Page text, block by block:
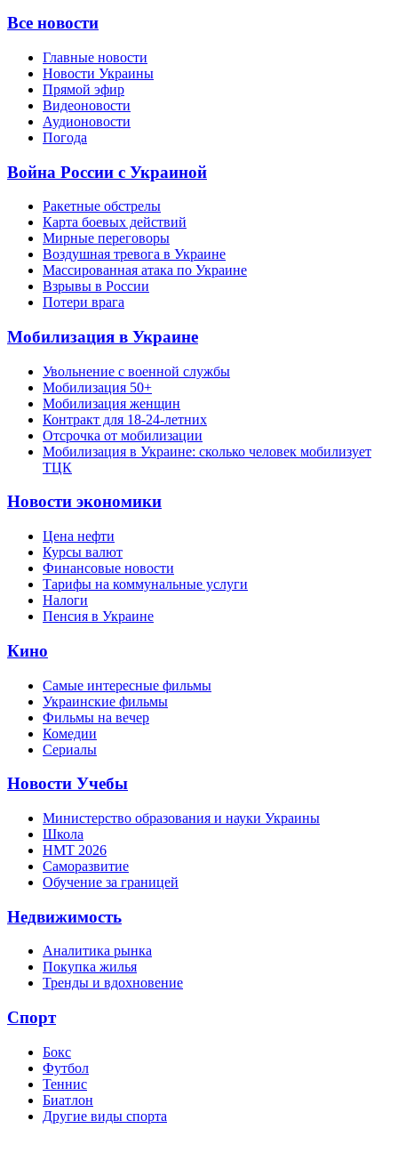
Все новости
Главные новости
Новости Украины
Прямой эфир
Видеоновости
Аудионовости
Погода
Война России с Украиной
Ракетные обстрелы
Карта боевых действий
Мирные переговоры
Воздушная тревога в Украине
Массированная атака по Украине
Взрывы в России
Потери врага
Мобилизация в Украине
Увольнение с военной службы
Мобилизация 50+
Мобилизация женщин
Контракт для 18-24-летних
Отсрочка от мобилизации
Мобилизация в Украине: сколько человек мобилизует
ТЦК
Новости экономики
Цена нефти
Курсы валют
Финансовые новости
Тарифы на коммунальные услуги
Налоги
Пенсия в Украине
Кино
Самые интересные фильмы
Украинские фильмы
Фильмы на вечер
Комедии
Сериалы
Новости Учебы
Министерство образования и науки Украины
Школа
НМТ 2026
Саморазвитие
Обучение за границей
Недвижимость
Аналитика рынка
Покупка жилья
Тренды и вдохновение
Спорт
Бокс
Футбол
Теннис
Биатлон
Другие виды спорта